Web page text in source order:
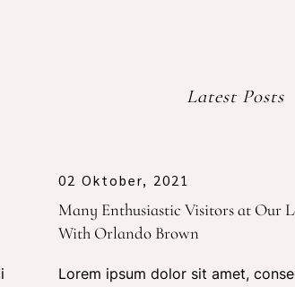
Latest Posts
02 Oktober, 2021
Many Enthusiastic Visitors at Our
With Orlando Brown
Lorem ipsum dolor sit amet,